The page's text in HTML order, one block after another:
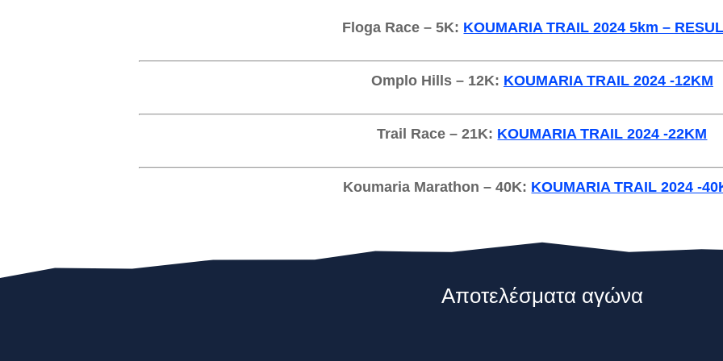
Floga Race – 5K: KOUMARIA TRAIL 2024 5km –
Omplo Hills – 12K: KOUMARIA TRAIL 2024 -12KM
Trail Race – 21K: KOUMARIA TRAIL 2024 -22KM
Koumaria Marathon – 40K: KOUMARIA TRAIL 2024 -
Αποτελέσματα αγώνα